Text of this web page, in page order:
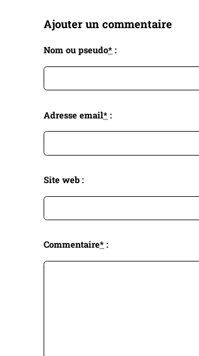
Ajouter un commentaire
Nom ou pseudo* :
Adresse email* :
Site web :
Commentaire* :